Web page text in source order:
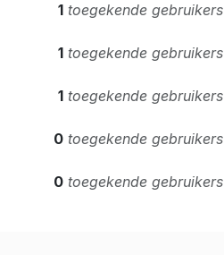
1 toegekende gebruikers
1 toegekende gebruikers
1 toegekende gebruikers
0 toegekende gebruikers
0 toegekende gebruikers